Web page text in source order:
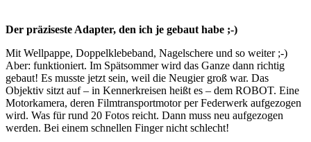
Der präziseste Adapter, den ich je gebaut habe ;-)
Mit Wellpappe, Doppelklebeband, Nagelschere und so weiter ;-)
Aber: funktioniert. Im Spätsommer wird das Ganze dann richtig
gebaut! Es musste jetzt sein, weil die Neugier groß war. Das
Objektiv sitzt auf – in Kennerkreisen heißt es – dem ROBOT. Eine
Motorkamera, deren Filmtransportmotor per Federwerk aufgezogen
wird. Was für rund 20 Fotos reicht. Dann muss neu aufgezogen
werden. Bei einem schnellen Finger nicht schlecht!